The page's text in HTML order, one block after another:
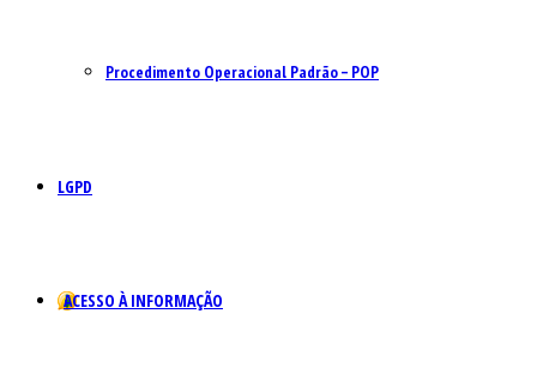
Procedimento Operacional Padrão – POP
LGPD
ACESSO À INFORMAÇÃO